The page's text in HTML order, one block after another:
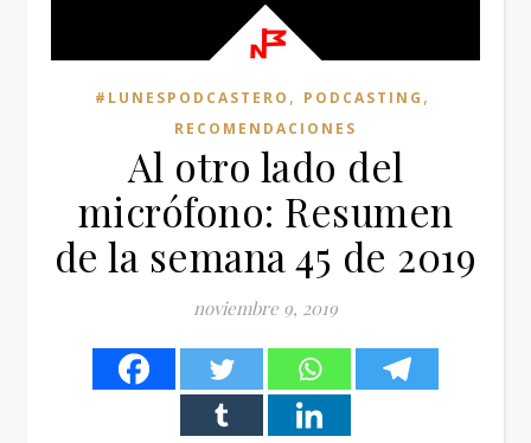
#LUNESPODCASTERO , PODCASTING ,
RECOMENDACIONES
Al otro lado del
micrófono: Resumen
de la semana 45 de 2019
noviembre 9, 2019